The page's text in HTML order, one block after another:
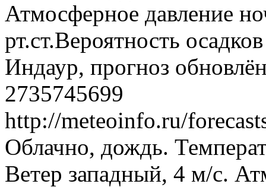
Атмосферное давление
рт.ст.Вероятность
Индаур, прогноз
2735745699
http://meteoinfo.ru/
Облачно, дождь.
Ветер западный, 4 м/с.